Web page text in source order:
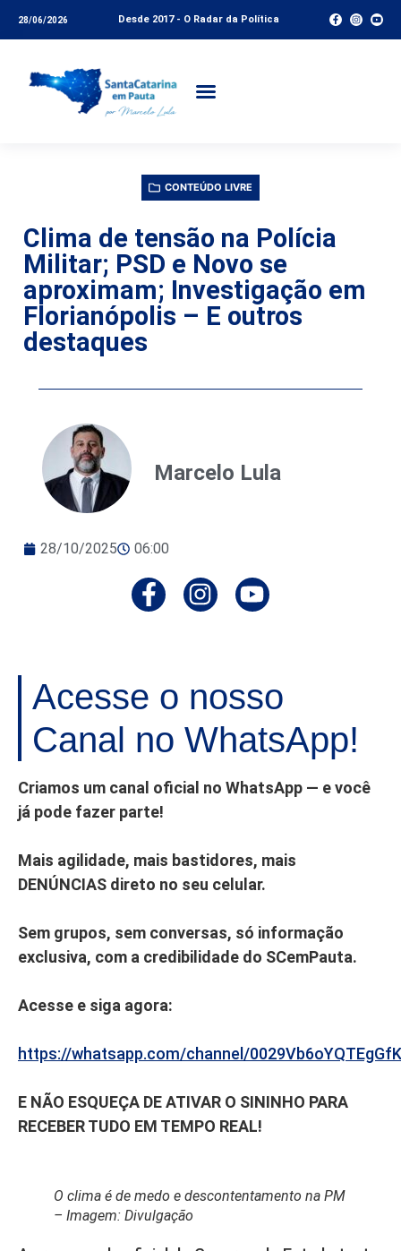
28/06/2026 Desde 2017 - O Radar da Política
CONTEÚDO LIVRE
Clima de tensão na Polícia
Militar; PSD e Novo se
aproximam; Investigação em
Florianópolis – E outros
destaques
Marcelo Lula
28/10/2025 06:00
Acesse o nosso
Canal no WhatsApp!
Criamos um canal oficial no WhatsApp — e você
já pode fazer parte!
Mais agilidade, mais bastidores, mais
DENÚNCIAS direto no seu celular.
Sem grupos, sem conversas, só informação
exclusiva, com a credibilidade do SCemPauta.
Acesse e siga agora:
https://whatsapp.com/channel/
E NÃO ESQUEÇA DE ATIVAR O SININHO PARA
RECEBER TUDO EM TEMPO REAL!
O clima é de medo e descontentamento na PM
– Imagem: Divulgação